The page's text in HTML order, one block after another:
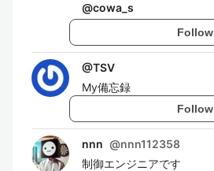
@cowa_s
Follow
@TSV
My備忘録
Follow
nnn @nnn112358
制御エンジニアです